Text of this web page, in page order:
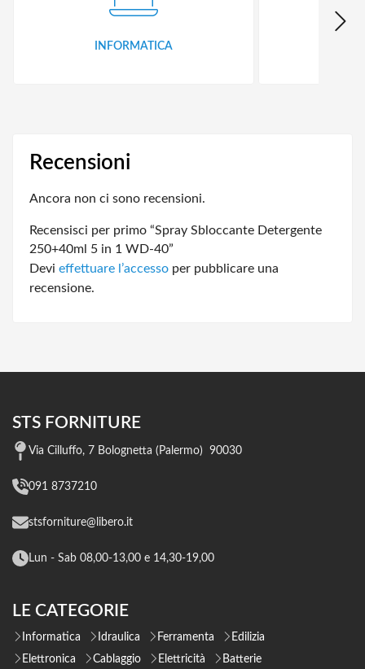
INFORMATICA
Recensioni
Ancora non ci sono recensioni.
Recensisci per primo “Spray Sbloccante Detergente
250+40ml 5 in 1 WD-40”
Devi effettuare l’accesso per pubblicare una
recensione.
STS FORNITURE
Via Cilluffo, 7 Bolognetta (Palermo) 90030
091 8737210
stsforniture@libero.it
Lun - Sab 08,00-13,00 e 14,30-19,00
LE CATEGORIE
Informatica Idraulica Ferramenta
Edilizia
Elettronica
Cablaggio Elettricità Batterie